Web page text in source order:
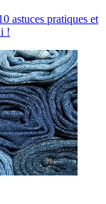
astuces pratiques et
!